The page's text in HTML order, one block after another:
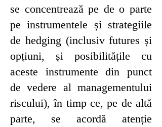
se concentrează pe de o parte
pe instrumentele și strategiile
de hedging (inclusiv futures și
opțiuni, și posibilitățile cu
aceste instrumente din punct
de vedere al managementului
riscului), în timp ce, pe de altă
parte, se acordă atenție